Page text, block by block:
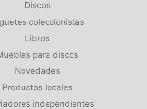
Discos
coleccionistas
Libros
para discos
Novedades
Productos locales
independientes